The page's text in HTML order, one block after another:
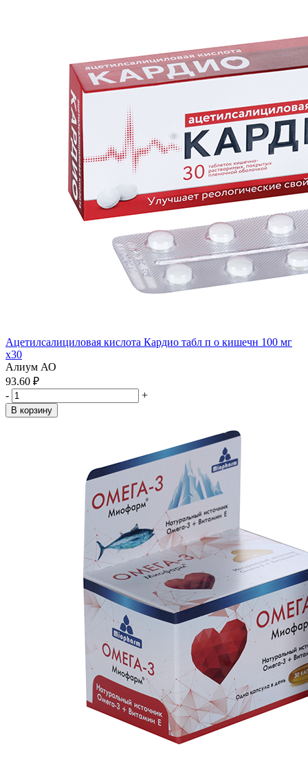
Ацетилсалициловая кислота Кардио табл п о кишечн 100 мг
x30
Алиум АО
93.60 ₽
-
+
В корзину